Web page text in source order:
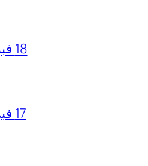
18 فبراير، 2026
17 فبراير، 2026